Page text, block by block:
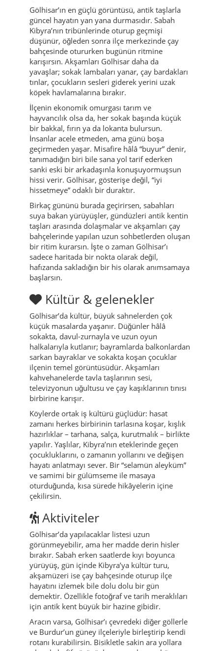
Gölhisar’ın en güçlü görüntüsü, antik taşlarla
güncel hayatın yan yana durmasıdır. Sabah
Kibyra’nın tribünlerinde oturup geçmişi
düşünür, öğleden sonra ilçe merkezinde çay
bahçesinde otururken bugünün ritmine
karışırsın. Akşamları Gölhisar daha da
yavaşlar; sokak lambaları yanar, çay bardakları
tınlar, çocukların sesleri giderek yerini uzak
köpek havlamalarına bırakır.
İlçenin ekonomik omurgası tarım ve
hayvancılık olsa da, her sokak başında küçük
bir bakkal, fırın ya da lokanta bulursun.
İnsanlar acele etmeden, ama günü boşa
geçirmeden yaşar. Misafire hâlâ “buyur” denir,
tanımadığın biri bile sana yol tarif ederken
sanki eski bir arkadaşınla konuşuyormuşsun
hissi verir. Gölhisar, gösterişe değil, “iyi
hissetmeye” odaklı bir duraktır.
Birkaç gününü burada geçirirsen, sabahları
suya bakan yürüyüşler, gündüzleri antik kentin
taşları arasında dolaşmalar ve akşamları çay
bahçelerinde yapılan uzun sohbetlerden oluşan
bir ritim kurarsın. İşte o zaman Gölhisar’ı
sadece haritada bir nokta olarak değil,
hafızanda sakladığın bir his olarak anımsamaya
başlarsın.
Kültür & gelenekler
Gölhisar’da kültür, büyük sahnelerden çok
küçük masalarda yaşanır. Düğünler hâlâ
sokakta, davul-zurnayla ve uzun oyun
halkalarıyla kutlanır; bayramlarda balkonlardan
sarkan bayraklar ve sokakta koşan çocuklar
ilçenin temel görüntüsüdür. Akşamları
kahvehanelerde tavla taşlarının sesi,
televizyonun uğultusu ve çay kaşıklarının tınısı
birbirine karışır.
Köylerde ortak iş kültürü güçlüdür: hasat
zamanı herkes birbirinin tarlasına koşar, kışlık
hazırlıklar – tarhana, salça, kurutmalık – birlikte
yapılır. Yaşlılar, Kibyra’nın eteklerinde geçen
çocukluklarını, o zamanın yollarını ve değişen
hayatı anlatmayı sever. Bir “selamün aleyküm”
ve samimi bir gülümseme ile masaya
oturduğunda, kısa sürede hikâyelerin içine
çekilirsin.
Aktiviteler
Gölhisar’da yapılacaklar listesi uzun
görünmeyebilir, ama her madde derin hisler
bırakır. Sabah erken saatlerde kıyı boyunca
yürüyüş, gün içinde Kibyra’ya kültür turu,
akşamüzeri ise çay bahçesinde oturup ilçe
hayatını izlemek bile dolu dolu bir gün
demektir. Özellikle fotoğraf ve tarih meraklıları
için antik kent büyük bir hazine gibidir.
Aracın varsa, Gölhisar’ı çevredeki diğer göllerle
ve Burdur’un güney ilçeleriyle birleştirip kendi
rotanı kurabilirsin. Bisikletle sakin ara yollara